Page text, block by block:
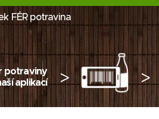
FÉR potravina
potraviny
aplikací > >